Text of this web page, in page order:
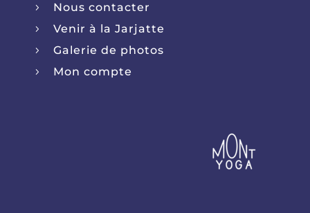
5 Nous contacter
5 Venir à la Jarjatte
5 Galerie de photos
5 Mon compte